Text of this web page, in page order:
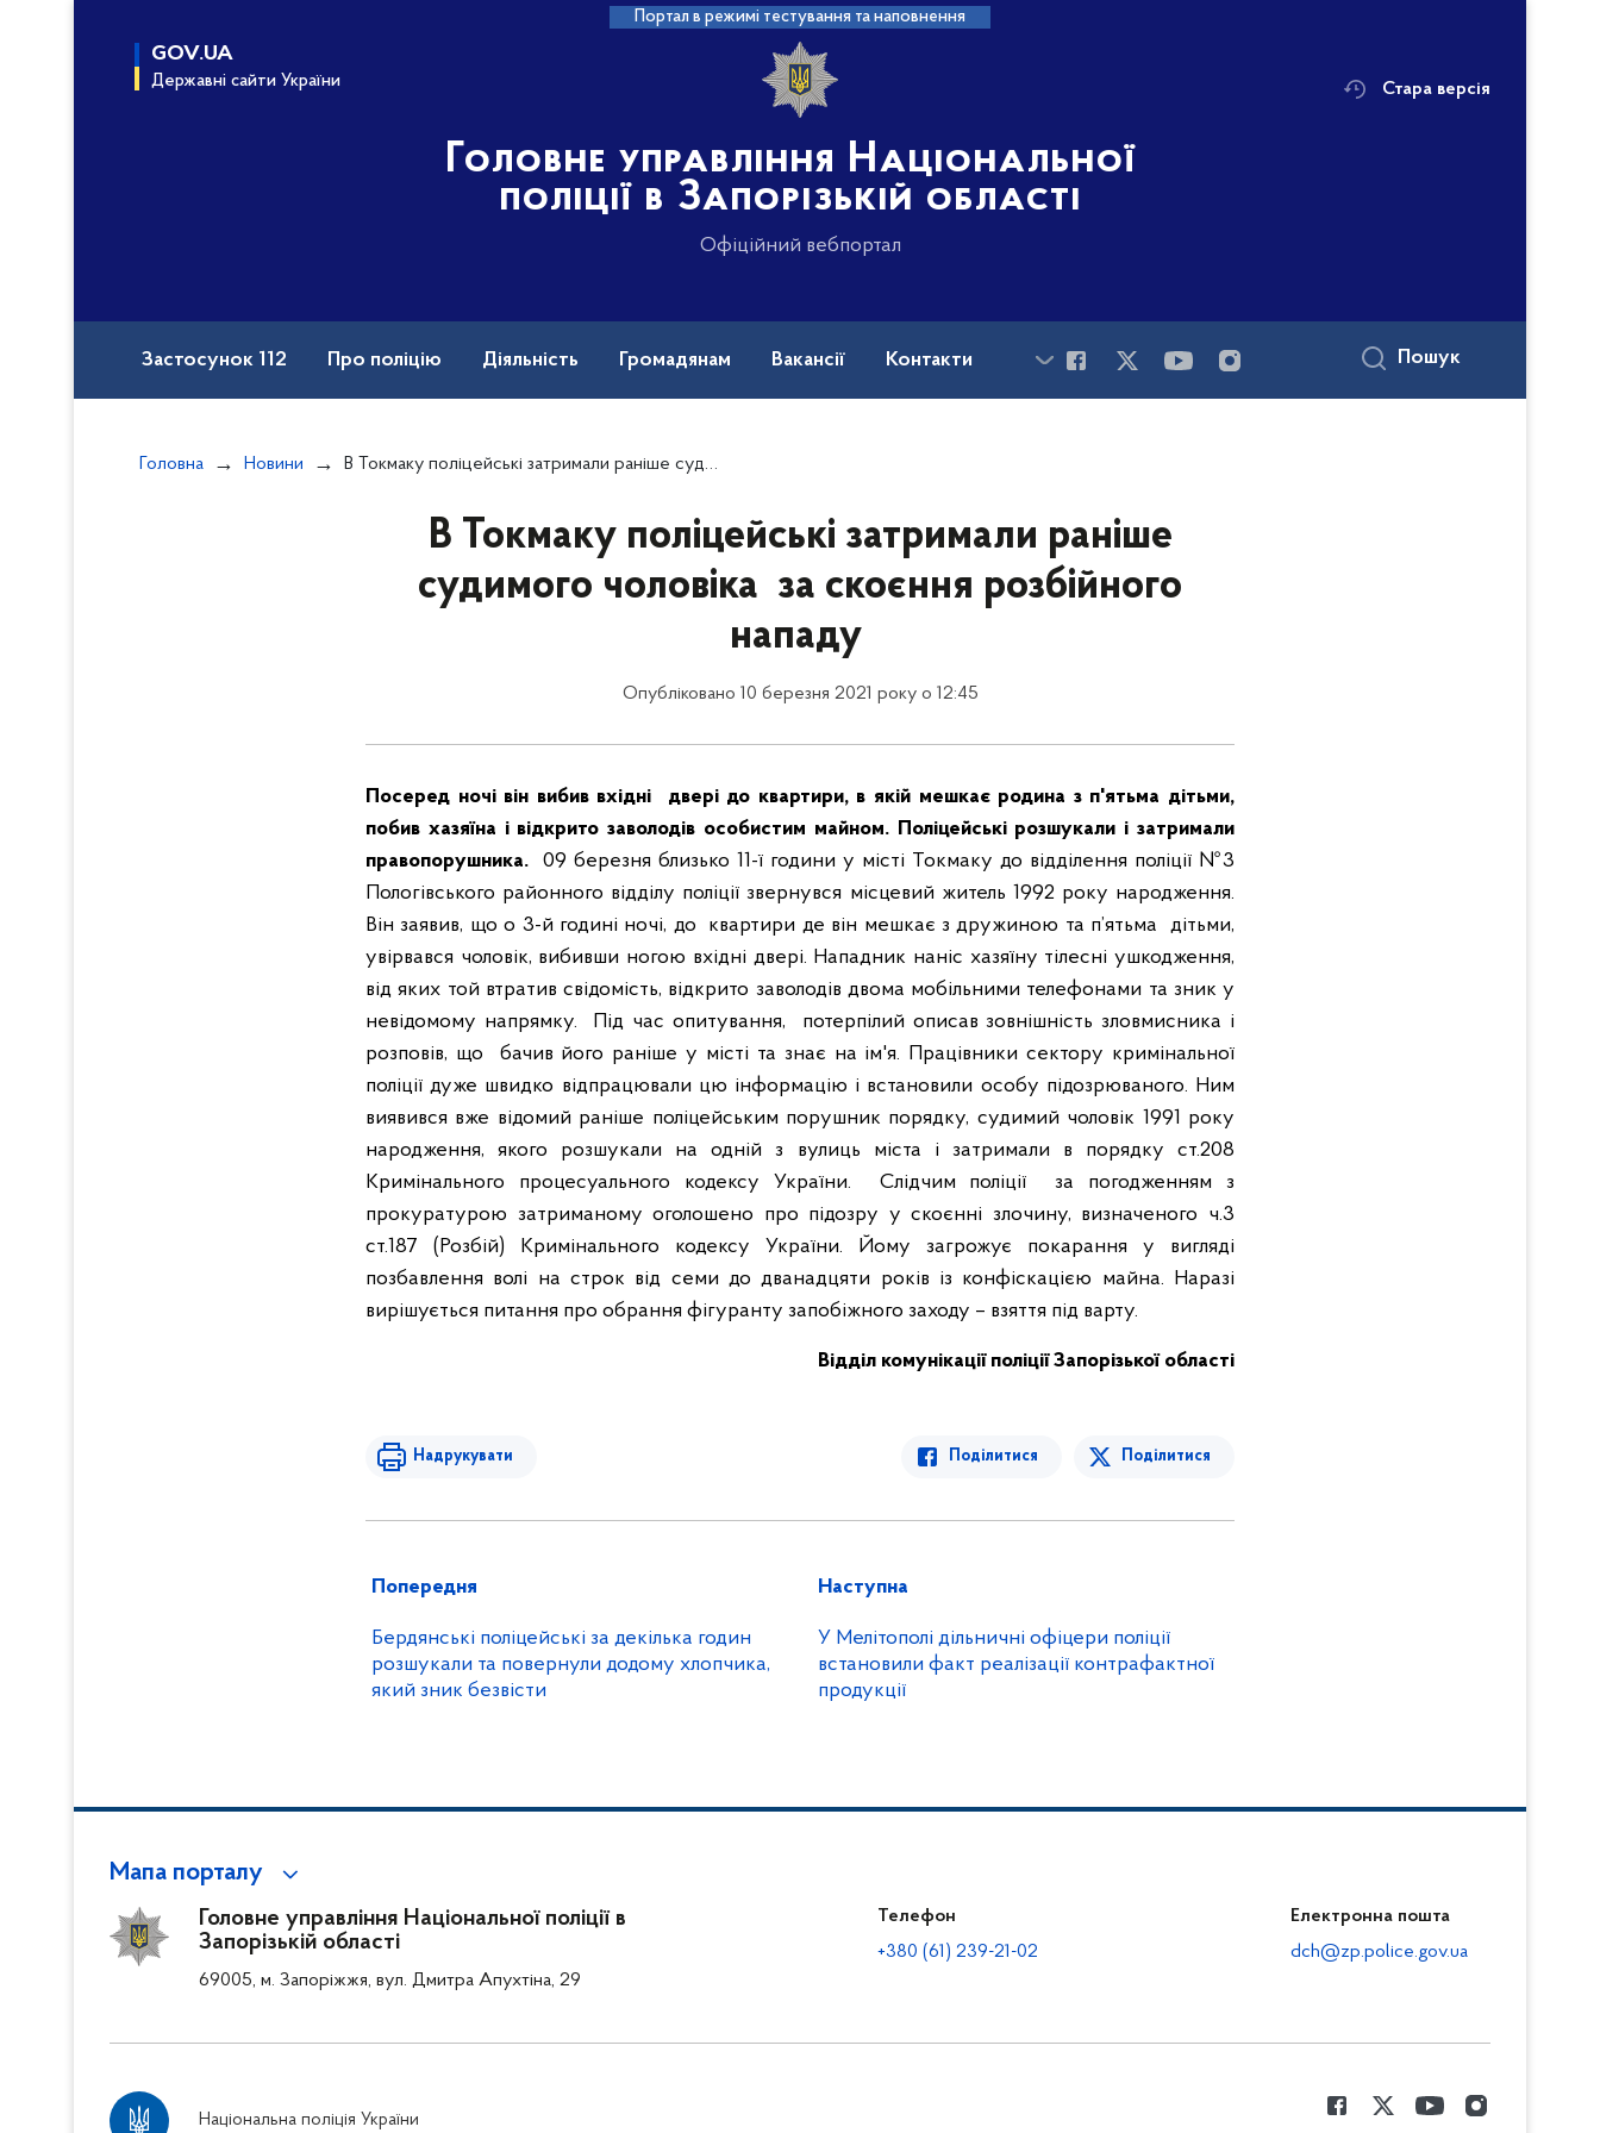
Портал в режимі тестування та наповнення
GOV.UA
Державні сайти України
Головне управління Національної
поліції в Запорізькій області
Офіційний вебпортал
Стара версія
Застосунок 112 Про поліцію Діяльність Громадянам Вакансії Контакти Пошук
Головна Новини В Токмаку поліцейські затримали раніше судимого чоловіка за скоєння розбійного нападу
В Токмаку поліцейські затримали раніше
судимого чоловіка за скоєння розбійного
нападу
Опубліковано 10 березня 2021 року о 12:45
Посеред ночі він вибив вхідні двері до квартири, в якій мешкає родина з п'ятьма дітьми,
побив хазяїна і відкрито заволодів особистим майном. Поліцейські розшукали і затримали
правопорушника.
09 березня близько 11-ї години у місті Токмаку до відділення поліції №3
Пологівського районного відділу поліції звернувся місцевий житель 1992 року народження.
Він заявив, що о 3-й годині ночі, до квартири де він мешкає з дружиною та п’ятьма дітьми,
увірвався чоловік, вибивши ногою вхідні двері. Нападник наніс хазяїну тілесні ушкодження,
від яких той втратив свідомість, відкрито заволодів двома мобільними телефонами та зник у
невідомому напрямку.
Під час опитування, потерпілий описав зовнішність зловмисника і
розповів, що бачив його раніше у місті та знає на ім'я. Працівники сектору кримінальної
поліції дуже швидко відпрацювали цю інформацію і встановили особу підозрюваного. Ним
виявився вже відомий раніше поліцейським порушник порядку, судимий чоловік 1991 року
народження, якого розшукали на одній з вулиць міста і затримали в порядку ст.208
Кримінального процесуального кодексу України.
Слідчим поліції за погодженням з
прокуратурою затриманому оголошено про підозру у скоєнні злочину, визначеного ч.3
ст.187 (Розбій) Кримінального кодексу України. Йому загрожує покарання у вигляді
позбавлення волі на строк від семи до дванадцяти років із конфіскацією майна. Наразі
вирішується питання про обрання фігуранту запобіжного заходу – взяття під варту.
Відділ комунікації поліції Запорізької області
Надрукувати Поділитися Поділитися
Попередня
Бердянські поліцейські за декілька годин
розшукали та повернули додому хлопчика,
який зник безвісти
Наступна
У Мелітополі дільничні офіцери поліції
встановили факт реалізації контрафактної
продукції
Мапа порталу
Головне управління Національної поліції в
Запорізькій області
69005, м. Запоріжжя, вул. Дмитра Апухтіна, 29
Телефон
+380 (61) 239-21-02
Електронна пошта
dch@zp.police.gov.ua
Національна поліція України